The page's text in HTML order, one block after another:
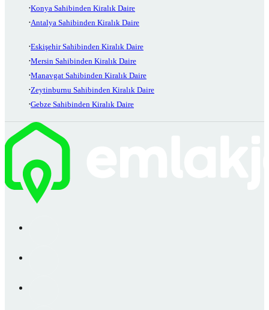
Konya Sahibinden Kiralık Daire
Antalya Sahibinden Kiralık Daire
Eskişehir Sahibinden Kiralık Daire
Mersin Sahibinden Kiralık Daire
Manavgat Sahibinden Kiralık Daire
Zeytinburnu Sahibinden Kiralık Daire
Gebze Sahibinden Kiralık Daire